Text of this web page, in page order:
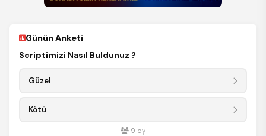
Günün Anketi
Scriptimizi Nasıl Buldunuz ?
Güzel
Kötü
9 oy